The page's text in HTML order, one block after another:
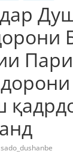
sado_dushanbe